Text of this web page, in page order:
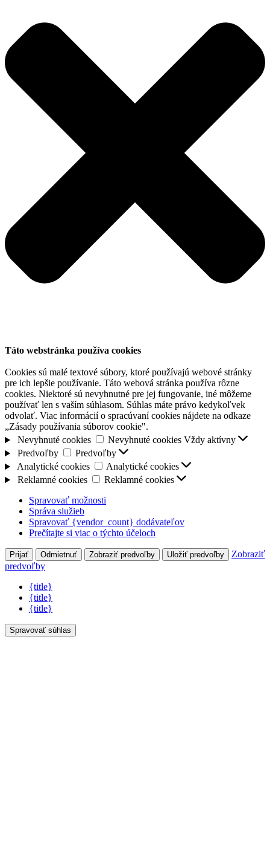
Táto webstránka používa cookies
Cookies sú malé textové súbory, ktoré používajú webové stránky
pre ich lepšie používanie. Táto webová stránka používa rôzne
cookies. Niektoré sú nevyhnutné pre jej fungovanie, iné môžeme
používať len s vaším súhlasom. Súhlas máte právo kedykoľvek
odvolať. Viac informácií o spracúvaní cookies nájdete na odkaze
„Zásady používania súborov cookie".
Nevyhnuté cookies
Nevyhnuté cookies Vždy aktívny
Predvoľby
Predvoľby
Analytické cookies
Analytické cookies
Reklamné cookies
Reklamné cookies
Spravovať možnosti
Správa služieb
Spravovať {vendor_count} dodávateľov
Prečítajte si viac o týchto účeloch
Prijať Odmietnuť Zobraziť predvoľby Uložiť predvoľby
Zobraziť
predvoľby
{title}
{title}
{title}
Spravovať súhlas